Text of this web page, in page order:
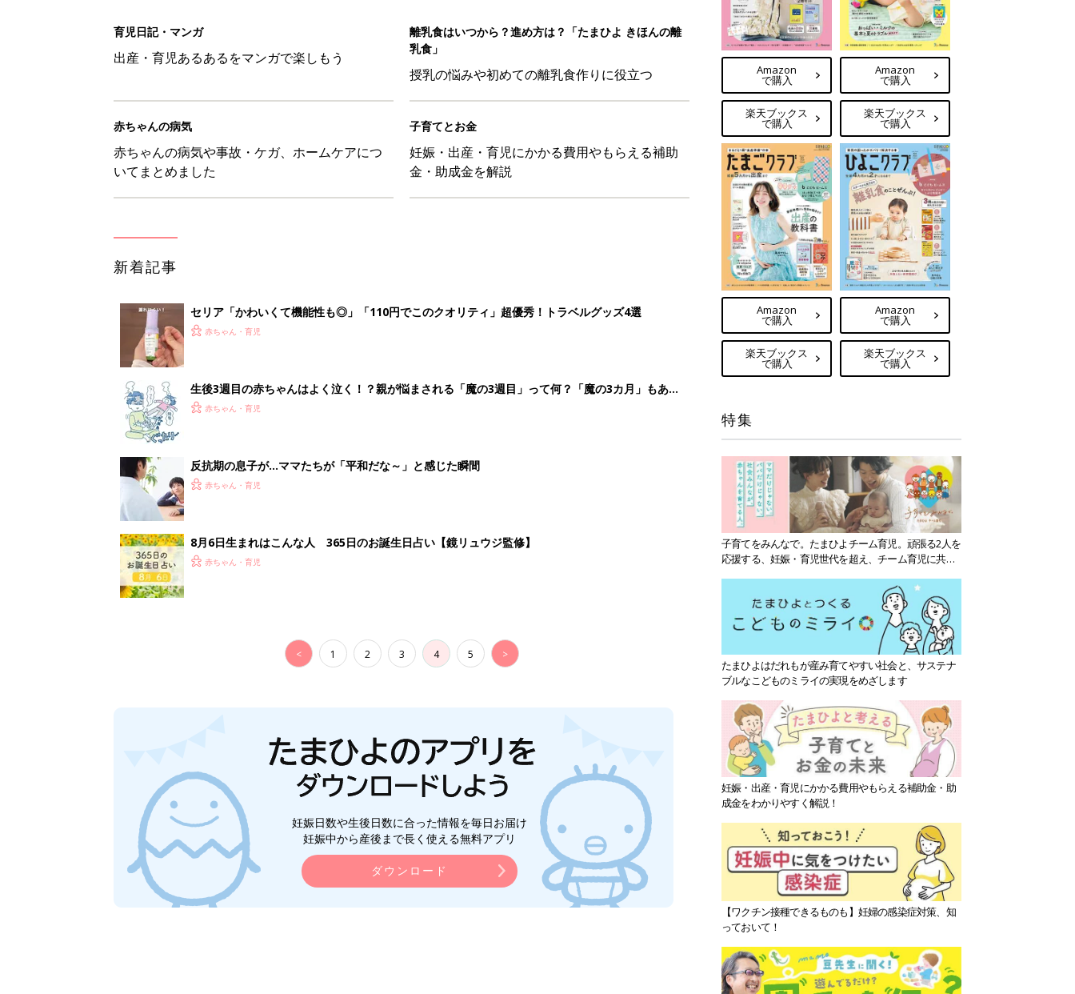
育児日記・マンガ
出産・育児あるあるをマンガで楽しもう
離乳食はいつから？進め方は？「たまひよ きほんの離
乳食」
授乳の悩みや初めての離乳食作りに役立つ
赤ちゃんの病気
赤ちゃんの病気や事故・ケガ、ホームケアにつ
いてまとめました
子育てとお金
妊娠・出産・育児にかかる費用やもらえる補助
金・助成金を解説
新着記事
セリア「かわいくて機能性も◎」「110円でこのクオリティ」超優秀！トラベルグッズ4選
赤ちゃん・育児
生後3週目の赤ちゃんはよく泣く！？親が悩まされる「魔の3週目」って何？「魔の3カ月」もある
って本当？【専門家】
赤ちゃん・育児
反抗期の息子が...ママたちが「平和だな～」と感じた瞬間
赤ちゃん・育児
8月6日生まれはこんな人 365日のお誕生日占い【鏡リュウジ監修】
赤ちゃん・育児
< 1 2 3 4 5 >
妊娠日数や生後日数に合った情報を毎日お届け
妊娠中から産後まで長く使える無料アプリ
ダウンロード
Amazon
で購入
楽天ブックス
で購入
Amazon
で購入
楽天ブックス
で購入
Amazon
で購入
楽天ブックス
で購入
Amazon
で購入
楽天ブックス
で購入
特集
子育てをみんなで。たまひよチーム育児。頑張る2人を
応援する、妊娠・育児世代を超え、チーム育児に共感
たまひよはだれもが産み育てやすい社会と、サステナ
ブルなこどものミライの実現をめざします
妊娠・出産・育児にかかる費用やもらえる補助金・助
成金をわかりやすく解説！
【ワクチン接種できるものも】妊婦の感染症対策、知
っておいて！